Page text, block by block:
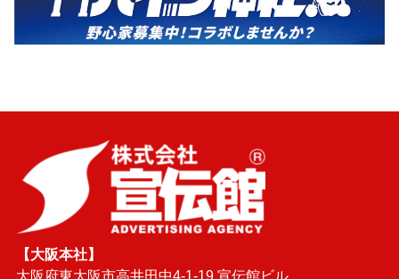
【大阪本社】
大阪府東大阪市高井田中4-1-19 宣伝館ビル